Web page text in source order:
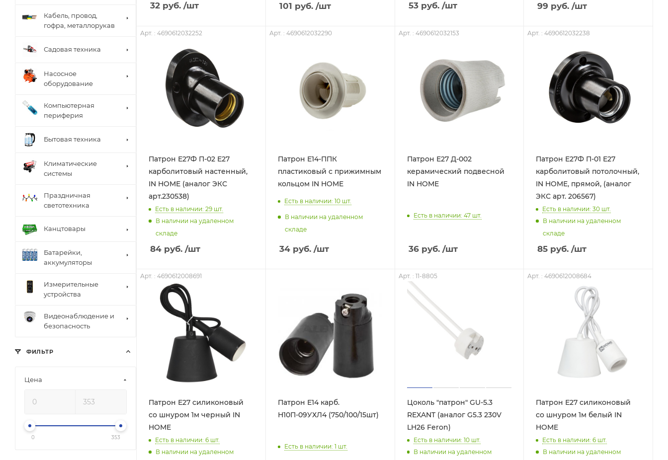
32 руб. /шт 101 руб. /шт 53руб. /шт 99 руб. /шт
Арт. : 4690612032252
Патрон Е27Ф П-02 Е27
карболитовый настенный,
IN HOME (аналог ЭКС
арт.230538)
Есть в наличии: 29 шт.
В наличии на удаленном
складе
84 руб. /шт
Арт. : 4690612032290
Патрон Е14-ППК
пластиковый с прижимным
кольцом IN HOME
Есть в наличии: 10шт.
В наличии на удаленном
складе
34руб. /шт
Арт. : 4690612032153
Патрон Е27 Д-002
керамический подвесной
IN HOME
Есть в наличии: 47шт.
36руб. /шт
Арт. : 4690612032238
Патрон Е27Ф П-01 Е27
карболитовый потолочный,
IN HOME, прямой, (аналог
ЭКС арт. 206567)
Есть в наличии: 30 шт.
В наличии на удаленном
складе
85 руб. /шт
Арт. : 4690612008691
Патрон Е27 силиконовый
со шнуром 1м черный IN
HOME
Есть в наличии: 6 шт.
В наличии на удаленном
Патрон Е14 карб.
Н10П-09УХЛ4 (750/100/15шт)
Есть в наличии: 1 шт.
Арт. : 11-8805
Цоколь "патрон" GU-5.3
REXANT (аналог G5.3 230V
LH26 Feron)
Есть в наличии: 10шт.
В наличии на удаленном
Арт. : 4690612008684
Патрон Е27 силиконовый
со шнуром 1м белый IN
HOME
Есть в наличии: 6 шт.
В наличии на удаленном
Кабель, провод,
гофра, металлорукав
Садовая техника
Насосное
оборудование
Компьютерная
периферия
Бытовая техника
Климатические
системы
Праздничная
светотехника
Канцтовары
Батарейки,
аккумуляторы
Измерительные
устройства
Видеонаблюдение и
безопасность
ФИЛЬТР
Цена
0 353